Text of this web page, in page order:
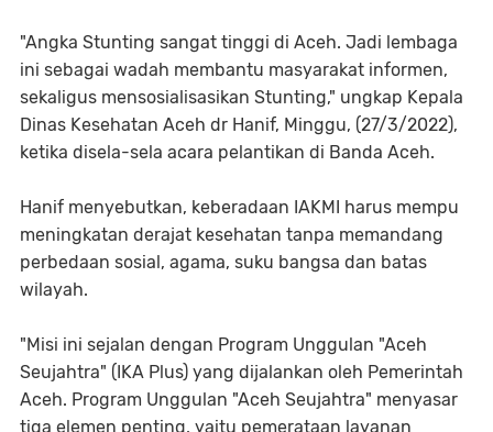
"Angka Stunting sangat tinggi di Aceh. Jadi lembaga
ini sebagai wadah membantu masyarakat informen,
sekaligus mensosialisasikan Stunting," ungkap Kepala
Dinas Kesehatan Aceh dr Hanif, Minggu, (27/3/2022),
ketika disela-sela acara pelantikan di Banda Aceh.
Hanif menyebutkan, keberadaan IAKMI harus mempu
meningkatan derajat kesehatan tanpa memandang
perbedaan sosial, agama, suku bangsa dan batas
wilayah.
"Misi ini sejalan dengan Program Unggulan "Aceh
Seujahtra" (IKA Plus) yang dijalankan oleh Pemerintah
Aceh. Program Unggulan "Aceh Seujahtra" menyasar
tiga elemen penting, yaitu pemerataan layanan